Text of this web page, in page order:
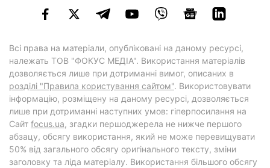
Всі права на матеріали, опубліковані на даному ресурсі,
належать ТОВ "ФОКУС МЕДІА". Використання матеріалів
дозволяється лише при дотриманні вимог, описаних в
розділі "Правила користування сайтом". Використовувати
інформацію, розміщену на даному ресурсі, дозволяється
лише при дотриманні наступних умов: гіперпосилання на
Cайт focus.ua, згадки першоджерела не нижче першого
абзацу, обсягу використання, який не може перевищувати
50% від загального обсягу оригінального тексту, зміни
заголовку та ліда матеріалу. Використання більшого обсягу